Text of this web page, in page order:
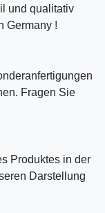
und qualitativ
Germany !
Fragen Sie
Produktes in der
Darstellung